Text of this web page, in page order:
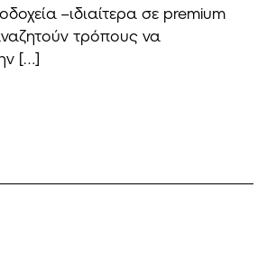
–ιδιαίτερα σε premium
τρόπους να
[…]